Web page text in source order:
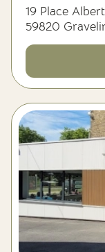
19 Place
59820